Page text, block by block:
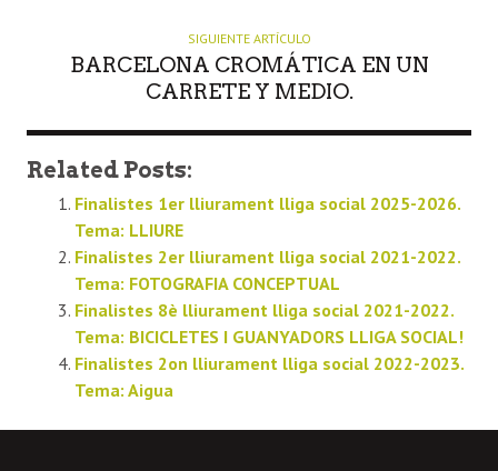
SIGUIENTE ARTÍCULO
BARCELONA CROMÁTICA EN UN
CARRETE Y MEDIO.
Related Posts:
Finalistes 1er lliurament lliga social 2025-2026.
Tema: LLIURE
Finalistes 2er lliurament lliga social 2021-2022.
Tema: FOTOGRAFIA CONCEPTUAL
Finalistes 8è lliurament lliga social 2021-2022.
Tema: BICICLETES I GUANYADORS LLIGA SOCIAL!
Finalistes 2on lliurament lliga social 2022-2023.
Tema: Aigua